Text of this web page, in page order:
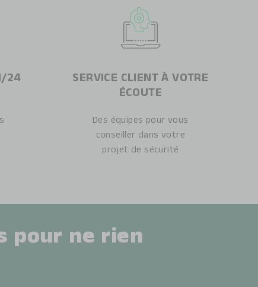
24
SERVICE CLIENT À VOTRE
ÉCOUTE
Des équipes pour vous
conseiller dans votre
projet de sécurité
pour ne rien